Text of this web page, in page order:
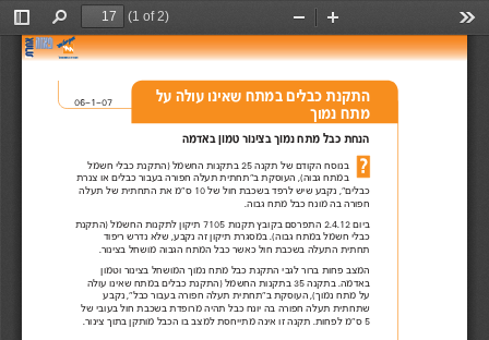
Toggle
Sidebar
Find
(1 of 2)
Zoom
Out
In
הנחת כבל מתח נמוך בצינור טמון באדמה
25 בתקנות החשמל )התקנת כבלי חשמל
בנוסח הקודם של תקנה
במתח גבוה(, העוסקת ב"תחתית תעלה חפורה בעבור כבלים או צנרת
10 ס"מ את התחתית של תעלה
כבלים", נקבע שיש לרפד בשכבת חול של
חפורה בה מונח כבל מתח גבוה.
2.4.12 התפרסם בקובץ תקנות 7105 תיקון לתקנות החשמל )התקנת
ביום
כבלי חשמל במתח גבוה(. במסגרת תיקון זה נקבע, שלא נדרש ריפוד
תחתית התעלה בשכבת חול כאשר כבל המתח הגבוה מושחל בצינור.
המצב פחות ברור לגבי התקנת כבל מתח נמוך המושחל בצינור וטמון
35 בתקנות החשמל )התקנת כבלים במתח שאינו עולה
באדמה. בתקנה
על מתח נמוך(, העוסקת ב"תחתית תעלה חפורה בעבור כבל", נקבע
שתחתית תעלה חפורה בה יונח כבל תהיה מרופדת בשכבת חול בעובי של
5 ס"מ לפחות. תקנה זו אינה מתייחסת למצב בו הכבל מותקן בתוך צינור.
התקנת כבלים במתח שאינו עולה על
מתח נמוך
06-1-07